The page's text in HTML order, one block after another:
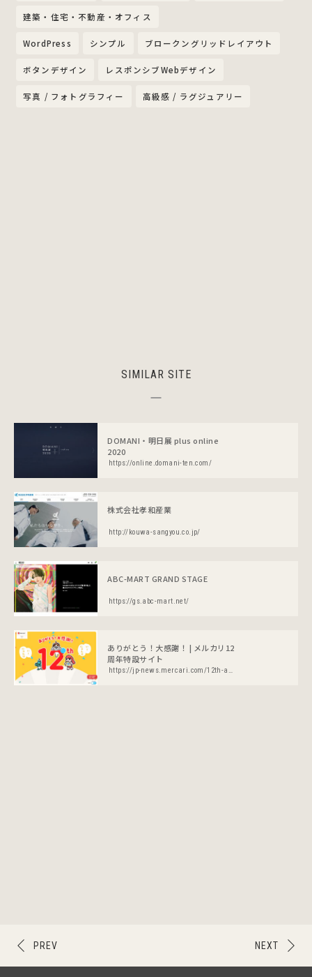
建築・住宅・不動産・オフィス
WordPress シンプル ブロークングリッドレイアウト
ボタンデザイン レスポンシブWebデザイン
写真 / フォトグラフィー 高級感 / ラグジュアリー
SIMILAR SITE
DOMANI・明日展 plus online
2020
https://online.domani-ten.com/
株式会社孝和産業
http://kouwa-sangyou.co.jp/
ABC-MART GRAND STAGE
https://gs.abc-mart.net/
ありがとう！大感謝！ | メルカリ12
周年特設サイト
https://jp-news.mercari.com/12th-anniversary/
NEXT
PREV